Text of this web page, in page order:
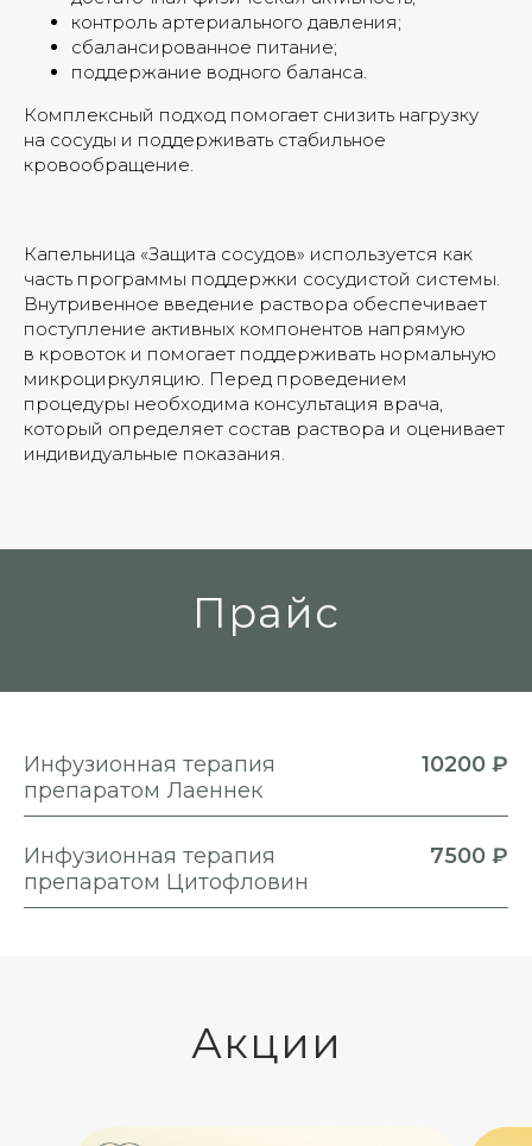
контроль артериального давления;
сбалансированное питание;
поддержание водного баланса.
Комплексный подход помогает снизить нагрузку
на сосуды и поддерживать стабильное
кровообращение.
Капельница «Защита сосудов» используется как
часть программы поддержки сосудистой системы.
Внутривенное введение раствора обеспечивает
поступление активных компонентов напрямую
в кровоток и помогает поддерживать нормальную
микроциркуляцию. Перед проведением
процедуры необходима консультация врача,
который определяет состав раствора и оценивает
индивидуальные показания.
Прайс
Инфузионная терапия
препаратом Лаеннек
10200 ₽
Инфузионная терапия
препаратом Цитофловин
7500 ₽
Акции